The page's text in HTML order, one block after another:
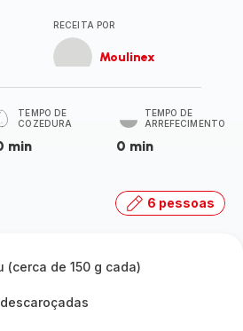
RECEITA POR
Moulinex
TEMPO DE
COZEDURA
min
TEMPO DE
ARREFECIMENTO
0 min
6 pessoas
(cerca de 150 g cada)